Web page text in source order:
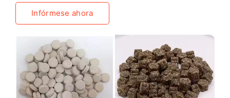
Infórmese ahora